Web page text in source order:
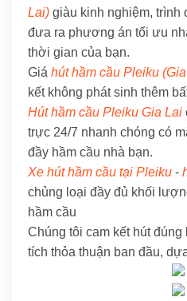
Lai) giàu kinh nghiệm, trình
đưa ra phương án tối ưu
thời gian của bạn.
Giá hút hầm cầu Pleiku
kết không phát sinh thêm
Hút hầm cầu Pleiku Gia Lai
trực 24/7 nhanh chóng có
đầy hầm cầu nhà bạn.
Xe hút hầm cầu tại Pleiku -
chủng loại đầy đủ khối
hầm cầu
Chúng tôi cam kết hút
tích thỏa thuận ban đầu,